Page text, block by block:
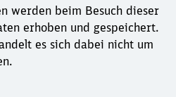
werden beim Besuch dieser
erhoben und gespeichert.
es sich dabei nicht um